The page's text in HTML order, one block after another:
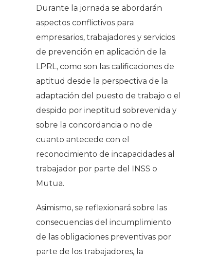
Durante la jornada se abordarán
aspectos conflictivos para
empresarios, trabajadores y servicios
de prevención en aplicación de la
LPRL, como son las calificaciones de
aptitud desde la perspectiva de la
adaptación del puesto de trabajo o el
despido por ineptitud sobrevenida y
sobre la concordancia o no de
cuanto antecede con el
reconocimiento de incapacidades al
trabajador por parte del INSS o
Mutua.
Asimismo, se reflexionará sobre las
consecuencias del incumplimiento
de las obligaciones preventivas por
parte de los trabajadores, la